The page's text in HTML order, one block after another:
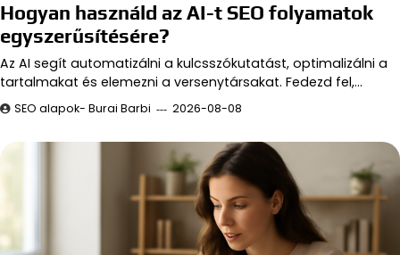
Hogyan használd az AI-t SEO folyamatok
egyszerűsítésére?
Az AI segít automatizálni a kulcsszókutatást, optimalizálni a
tartalmakat és elemezni a versenytársakat. Fedezd fel,…
SEO alapok- Burai Barbi 2026-08-08